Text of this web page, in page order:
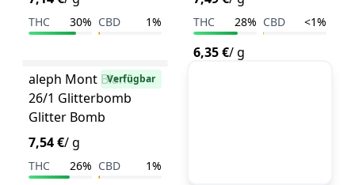
6,35 €/ g
THC 30% CBD 1% THC 28% CBD <1%
Verfügbar
aleph Mont Blanc
26/1 Glitterbomb
Glitter Bomb
7,54 €/ g
THC 26% CBD 1%